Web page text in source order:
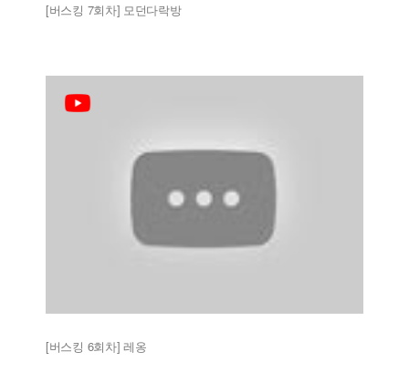
[버스킹 7회차] 모던다락방
[버스킹 6회차] 레옹